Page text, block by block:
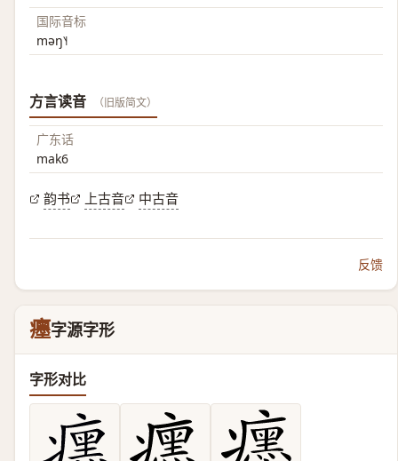
国际音标
məŋ˥˧
方言读音 （旧版简文）
广东话
mak6
韵书 上古音 中古音
反馈
癦字源字形
字形对比